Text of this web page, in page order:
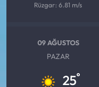
Rüzgar: 6.81 m/s
09 AĞUSTOS
PAZAR
25°